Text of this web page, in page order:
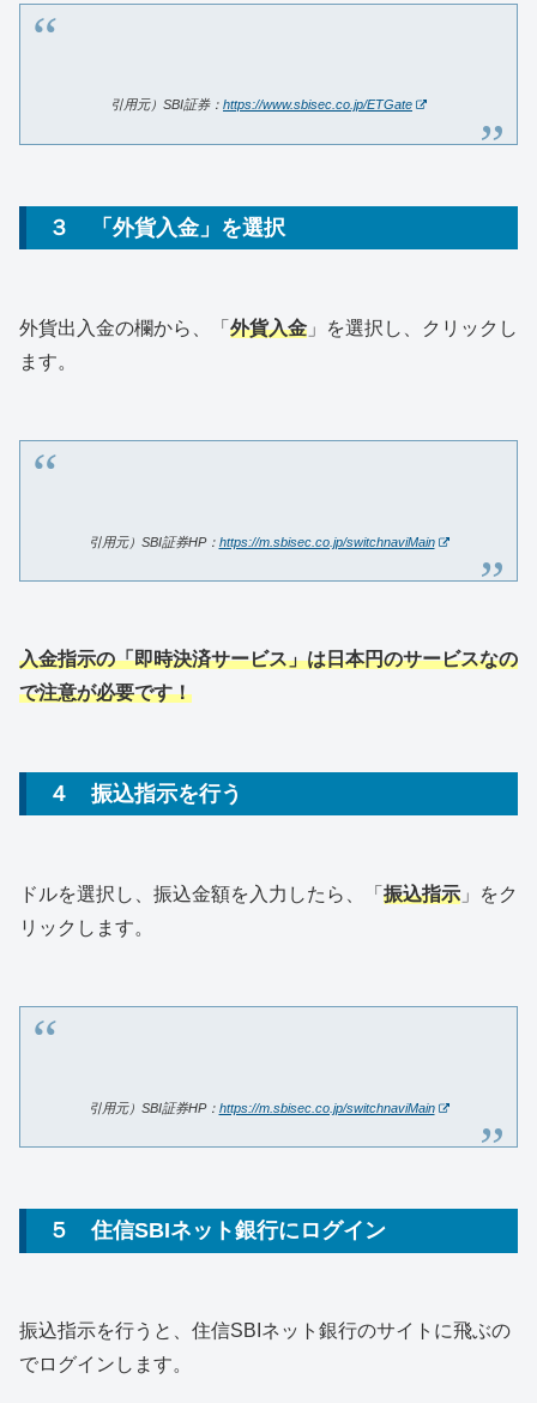
引用元）SBI証券： https://www.sbisec.co.jp/ETGate
３ 「外貨入金」を選択
外貨出入金の欄から、「 外貨入金 」を選択し、クリックし
ます。
引用元）SBI証券HP： https://m.sbisec.co.jp/switchnaviMain
入金指示の「即時決済サービス」は日本円のサービスなの
で注意が必要です！
４ 振込指示を行う
ドルを選択し、振込金額を入力したら、「 振込指示 」をク
リックします。
引用元）SBI証券HP： https://m.sbisec.co.jp/switchnaviMain
５ 住信SBIネット銀行にログイン
振込指示を行うと、住信SBIネット銀行のサイトに飛ぶの
でログインします。